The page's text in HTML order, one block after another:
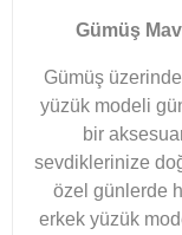
Gümüş
Gümüş
yüzük modeli
bir
sevdiklerinize
özel günlerde
erkek yüzük